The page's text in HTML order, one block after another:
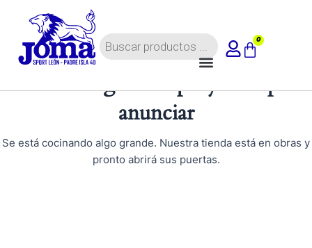
contenido
Búsqueda
de
Menú
0
Tenemos grandes proyectos por
anunciar
Se está cocinando algo grande. Nuestra tienda está en obras y
pronto abrirá sus puertas.